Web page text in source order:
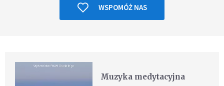
WSPOMÓŻ NAS
Muzyka medytacyjna